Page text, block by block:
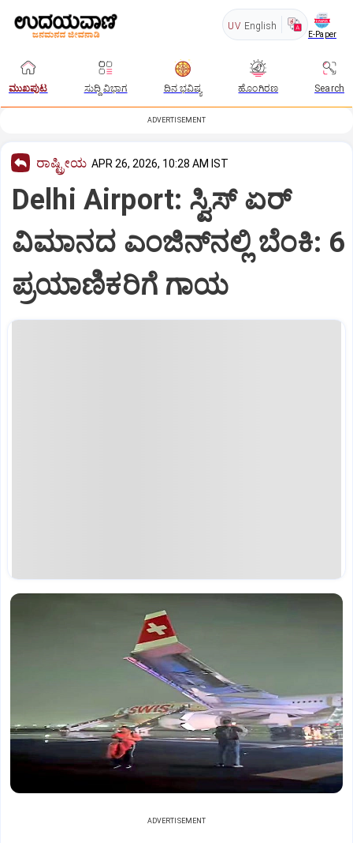
UV English
E-Paper
ಮುಖಪುಟ ಸುದ್ದಿ ವಿಭಾಗ ದಿನ ಭವಿಷ್ಯ ಹೊಂಗಿರಣ Search
ADVERTISEMENT
ರಾಷ್ಟ್ರೀಯ APR 26, 2026, 10:28 AM IST
Delhi Airport: ಸ್ವಿಸ್ ಏರ್
ವಿಮಾನದ ಎಂಜಿನ್‌ನಲ್ಲಿ ಬೆಂಕಿ: 6
ಪ್ರಯಾಣಿಕರಿಗೆ ಗಾಯ
ADVERTISEMENT